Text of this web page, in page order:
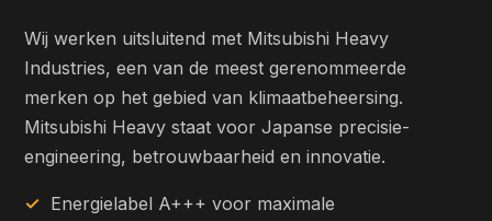
Wij werken uitsluitend met Mitsubishi Heavy
Industries, een van de meest gerenommeerde
merken op het gebied van klimaatbeheersing.
Mitsubishi Heavy staat voor Japanse precisie-
engineering, betrouwbaarheid en innovatie.
Energielabel A+++ voor maximale